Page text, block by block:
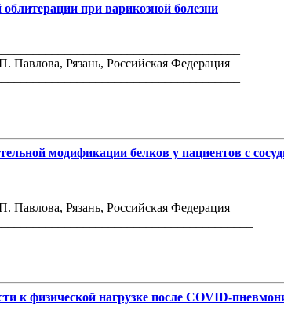
при варикозной болезни
Павлова, Рязань, Российская Федерация
модификации белков у пациентов с
Павлова, Рязань, Российская Федерация
к физической нагрузке после COVID-